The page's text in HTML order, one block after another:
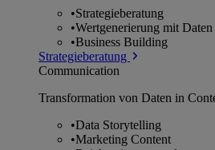
•Strategieberatung
•Wertgenerierung mit Daten
•Business Building
Strategieberatung
Communication
Transformation von Daten in
•Data Storytelling
•Marketing Content